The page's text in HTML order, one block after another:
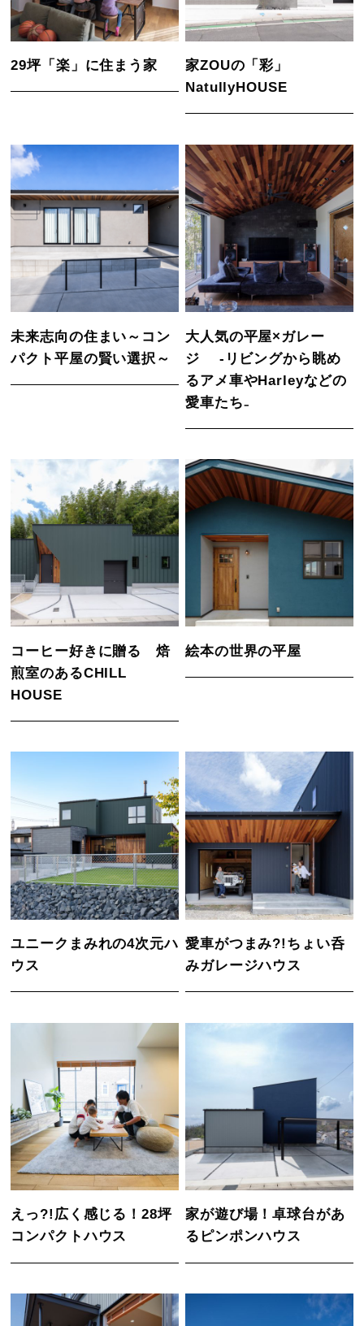
29坪「楽」に住まう家
家ZOUの「彩」
NatullyHOUSE
未来志向の住まい～コン
パクト平屋の賢い選択～
大人気の平屋×ガレー
ジ -リビングから眺め
るアメ車やHarleyなどの
愛車たち₋
コーヒー好きに贈る 焙
煎室のあるCHILL
HOUSE
絵本の世界の平屋
ユニークまみれの4次元ハ
ウス
愛車がつまみ?!ちょい呑
みガレージハウス
えっ?!広く感じる！28坪
コンパクトハウス
家が遊び場！卓球台があ
るピンポンハウス